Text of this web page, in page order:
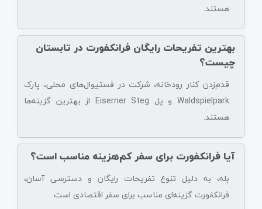
هستند.
بهترین تفریحات رایگان فرانکفورت در تابستان
چیست؟
قدم‌زدن کنار رودخانه، شرکت در فستیوال‌های محلی، پارک
Waldspielpark و پل Eiserner Steg از بهترین گزینه‌ها
هستند.
آیا فرانکفورت برای سفر کم‌هزینه مناسب است؟
بله، به دلیل تنوع تفریحات رایگان و دسترسی آسان،
فرانکفورت گزینه‌ای مناسب برای سفر اقتصادی است.